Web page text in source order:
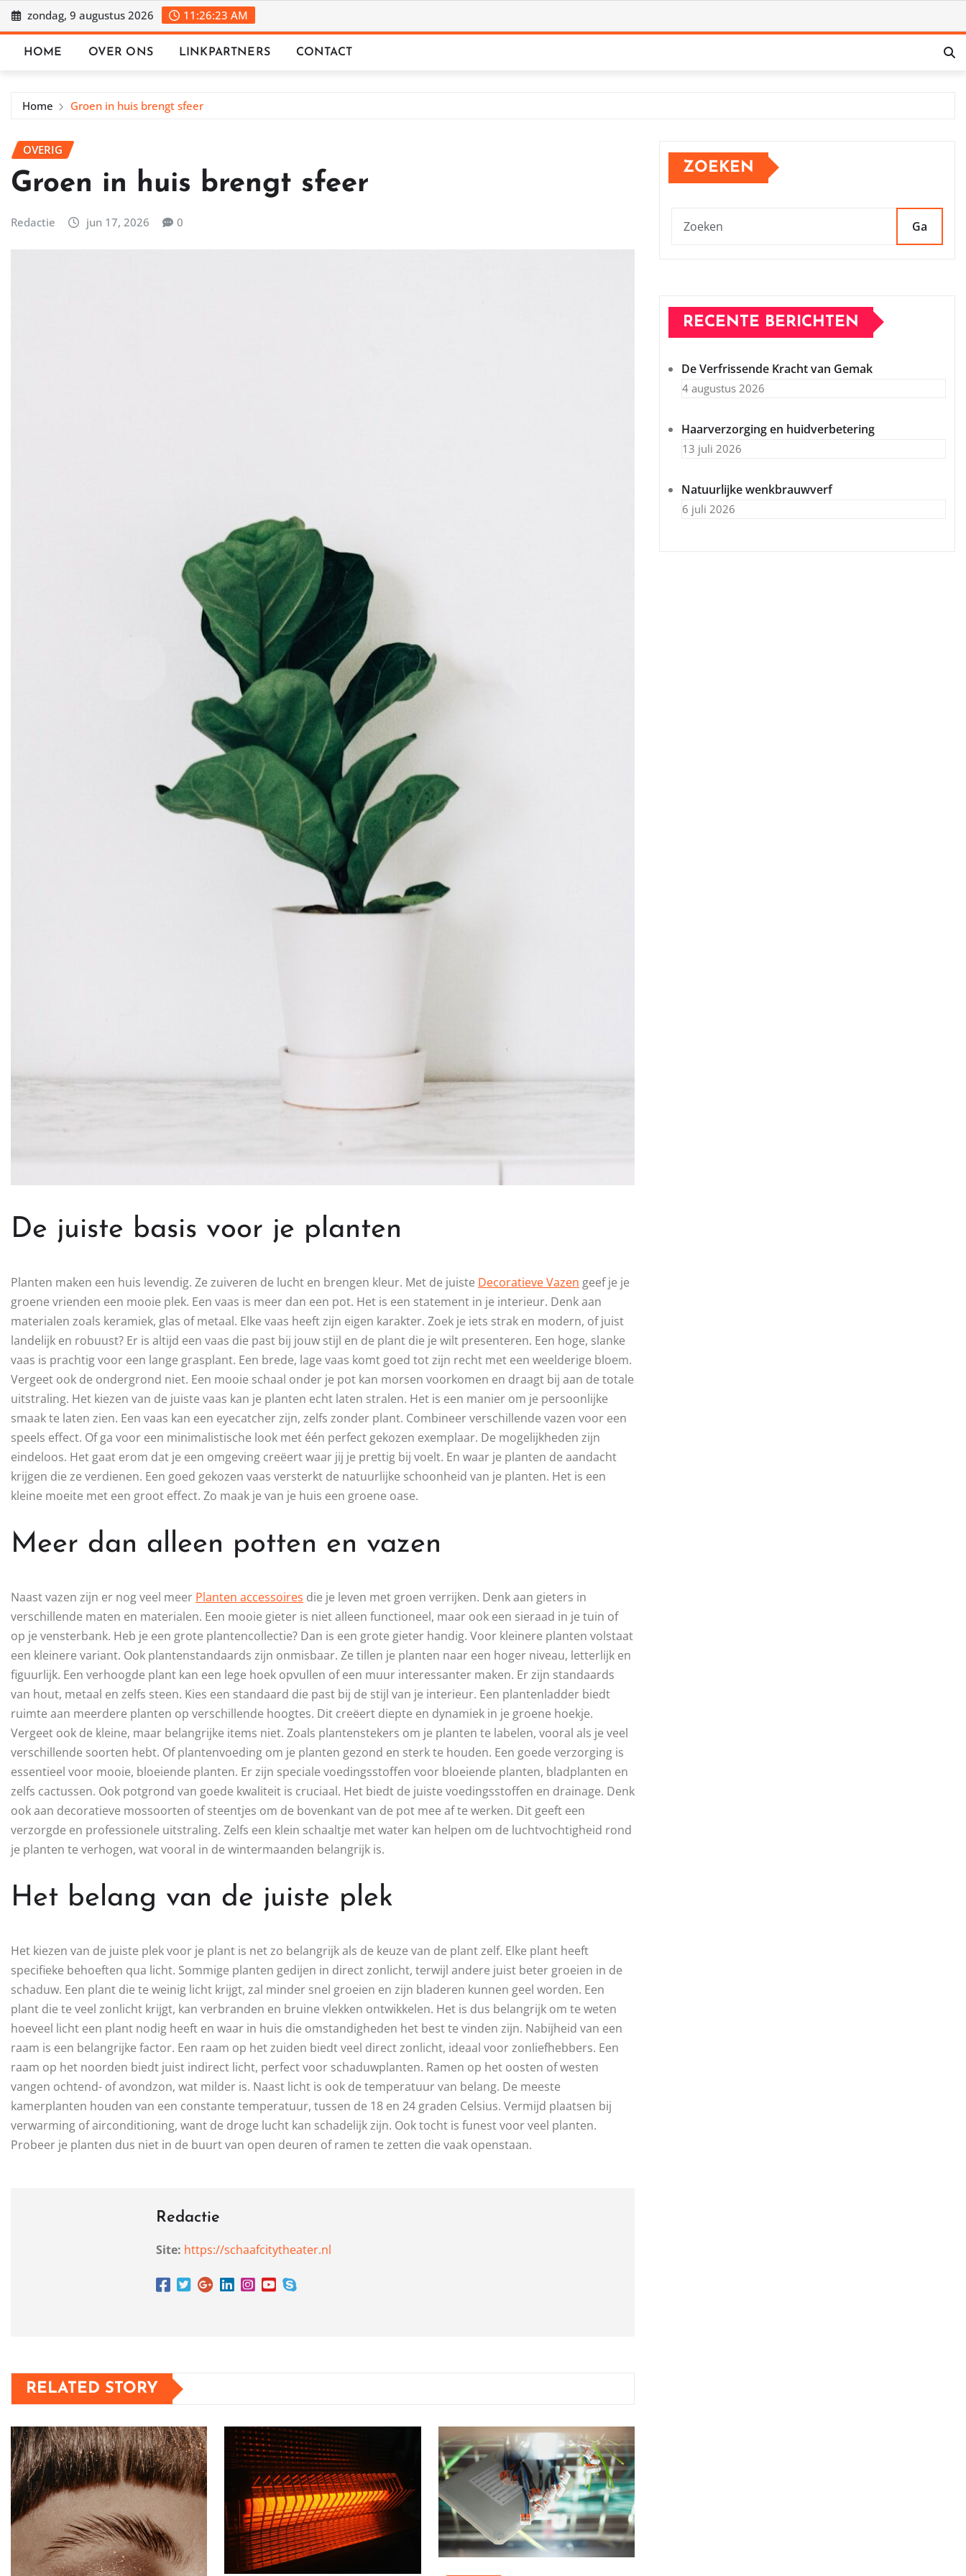
Ga
naar
zondag, 9 augustus 2026 11:26:24 AM
HOME OVER ONS LINKPARTNERS CONTACT
Home Groen in huis brengt sfeer
OVERIG
Groen in huis brengt sfeer
Redactie jun 17, 2026 0
De juiste basis voor je planten
Planten maken een huis levendig. Ze zuiveren de lucht en brengen kleur. Met de juiste Decoratieve Vazen geef je je
groene vrienden een mooie plek. Een vaas is meer dan een pot. Het is een statement in je interieur. Denk aan
materialen zoals keramiek, glas of metaal. Elke vaas heeft zijn eigen karakter. Zoek je iets strak en modern, of juist
landelijk en robuust? Er is altijd een vaas die past bij jouw stijl en de plant die je wilt presenteren. Een hoge, slanke
vaas is prachtig voor een lange grasplant. Een brede, lage vaas komt goed tot zijn recht met een weelderige bloem.
Vergeet ook de ondergrond niet. Een mooie schaal onder je pot kan morsen voorkomen en draagt bij aan de totale
uitstraling. Het kiezen van de juiste vaas kan je planten echt laten stralen. Het is een manier om je persoonlijke
smaak te laten zien. Een vaas kan een eyecatcher zijn, zelfs zonder plant. Combineer verschillende vazen voor een
speels effect. Of ga voor een minimalistische look met één perfect gekozen exemplaar. De mogelijkheden zijn
eindeloos. Het gaat erom dat je een omgeving creëert waar jij je prettig bij voelt. En waar je planten de aandacht
krijgen die ze verdienen. Een goed gekozen vaas versterkt de natuurlijke schoonheid van je planten. Het is een
kleine moeite met een groot effect. Zo maak je van je huis een groene oase.
Meer dan alleen potten en vazen
Naast vazen zijn er nog veel meer Planten accessoires die je leven met groen verrijken. Denk aan gieters in
verschillende maten en materialen. Een mooie gieter is niet alleen functioneel, maar ook een sieraad in je tuin of
op je vensterbank. Heb je een grote plantencollectie? Dan is een grote gieter handig. Voor kleinere planten volstaat
een kleinere variant. Ook plantenstandaards zijn onmisbaar. Ze tillen je planten naar een hoger niveau, letterlijk en
figuurlijk. Een verhoogde plant kan een lege hoek opvullen of een muur interessanter maken. Er zijn standaards
van hout, metaal en zelfs steen. Kies een standaard die past bij de stijl van je interieur. Een plantenladder biedt
ruimte aan meerdere planten op verschillende hoogtes. Dit creëert diepte en dynamiek in je groene hoekje.
Vergeet ook de kleine, maar belangrijke items niet. Zoals plantenstekers om je planten te labelen, vooral als je veel
verschillende soorten hebt. Of plantenvoeding om je planten gezond en sterk te houden. Een goede verzorging is
essentieel voor mooie, bloeiende planten. Er zijn speciale voedingsstoffen voor bloeiende planten, bladplanten en
zelfs cactussen. Ook potgrond van goede kwaliteit is cruciaal. Het biedt de juiste voedingsstoffen en drainage. Denk
ook aan decoratieve mossoorten of steentjes om de bovenkant van de pot mee af te werken. Dit geeft een
verzorgde en professionele uitstraling. Zelfs een klein schaaltje met water kan helpen om de luchtvochtigheid rond
je planten te verhogen, wat vooral in de wintermaanden belangrijk is.
Het belang van de juiste plek
Het kiezen van de juiste plek voor je plant is net zo belangrijk als de keuze van de plant zelf. Elke plant heeft
specifieke behoeften qua licht. Sommige planten gedijen in direct zonlicht, terwijl andere juist beter groeien in de
schaduw. Een plant die te weinig licht krijgt, zal minder snel groeien en zijn bladeren kunnen geel worden. Een
plant die te veel zonlicht krijgt, kan verbranden en bruine vlekken ontwikkelen. Het is dus belangrijk om te weten
hoeveel licht een plant nodig heeft en waar in huis die omstandigheden het best te vinden zijn. Nabijheid van een
raam is een belangrijke factor. Een raam op het zuiden biedt veel direct zonlicht, ideaal voor zonliefhebbers. Een
raam op het noorden biedt juist indirect licht, perfect voor schaduwplanten. Ramen op het oosten of westen
vangen ochtend- of avondzon, wat milder is. Naast licht is ook de temperatuur van belang. De meeste
kamerplanten houden van een constante temperatuur, tussen de 18 en 24 graden Celsius. Vermijd plaatsen bij
verwarming of airconditioning, want de droge lucht kan schadelijk zijn. Ook tocht is funest voor veel planten.
Probeer je planten dus niet in de buurt van open deuren of ramen te zetten die vaak openstaan.
Redactie
Site: https://schaafcitytheater.nl
RELATED STORY
ZOEKEN
Ga
RECENTE BERICHTEN
De Verfrissende Kracht van Gemak
4 augustus 2026
Haarverzorging en huidverbetering
13 juli 2026
Natuurlijke wenkbrauwverf
6 juli 2026